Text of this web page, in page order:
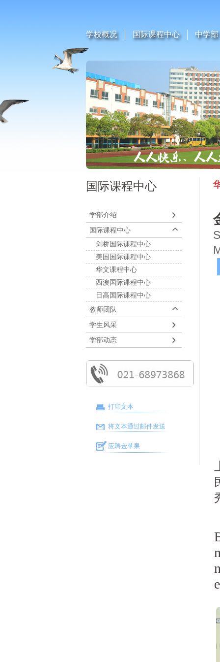
学校概况 国际课程中心 中学部
国际课程中心
学部介绍
国际课程中心
剑桥国际课程中心
美国国际课程中心
华文课程中心
西澳国际课程中心
日高国际课程中心
教师团队
学生风采
学部动态
打印文本
将文本通过邮件发送
应聘金苹果